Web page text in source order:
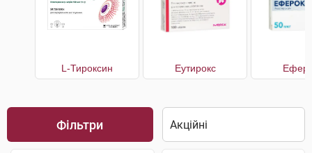
L-Тироксин Еутирокс
Фільтри